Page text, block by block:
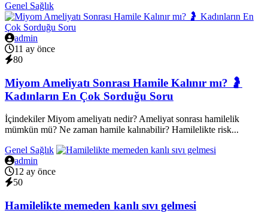
Genel Sağlık
admin
11 ay önce
80
Miyom Ameliyatı Sonrası Hamile Kalınır mı? 🤰
Kadınların En Çok Sorduğu Soru
İçindekiler Miyom ameliyatı nedir? Ameliyat sonrası hamilelik
mümkün mü? Ne zaman hamile kalınabilir? Hamilelikte risk...
Genel Sağlık
admin
12 ay önce
50
Hamilelikte memeden kanlı sıvı gelmesi